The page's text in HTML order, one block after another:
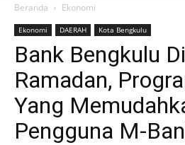
Beranda Ekonomi
Ekonomi DAERAH Kota Bengkulu
Bank Bengkulu
Ramadan,
Yang
Pengguna M-